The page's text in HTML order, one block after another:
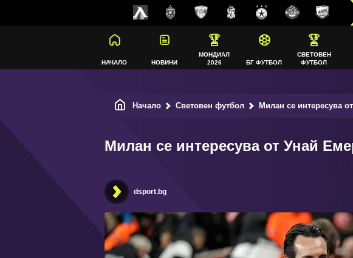
НАЧАЛО НОВИНИ
МОНДИАЛ
2026
БГ ФУТБОЛ
СВЕТОВЕН
ФУТБОЛ
Начало Световен футбол Милан се интересува
Милан се интересува от Унай
dsport.bg